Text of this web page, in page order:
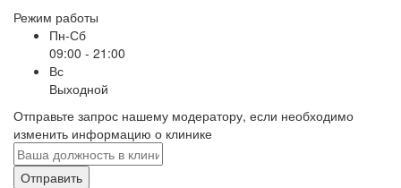
Режим работы
Пн-Сб
09:00 - 21:00
Вс
Выходной
Отправьте запрос нашему модератору, если необходимо
изменить информацию о клинике
Отправить